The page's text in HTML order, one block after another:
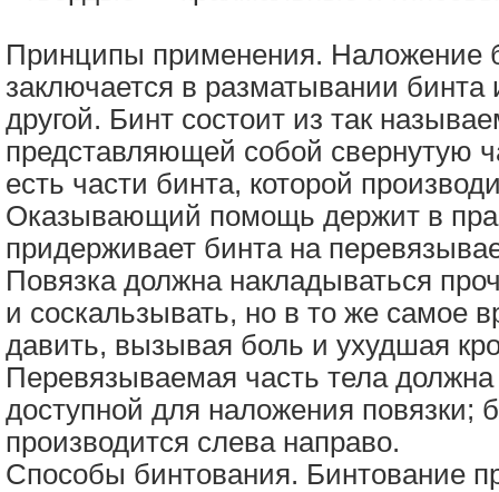
Принципы применения. Наложение
заключается в разматывании
другой. Бинт состоит из так
представляющей собой свернутую
есть части бинта, которой
Оказывающий помощь держит в
придерживает бинта на
Повязка должна накладываться
и соскальзывать, но в то же самое
давить, вызывая боль и ухудшая
Перевязываемая часть тела
доступной для наложения повязки;
производится слева направо.
Способы бинтования. Бинтование